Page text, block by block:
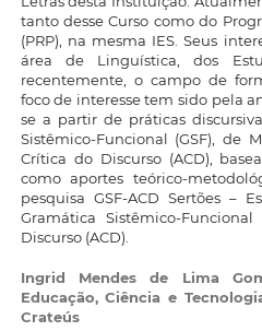
tanto desse Curso como do
(PRP), na mesma IES. Seus
área de Linguística, dos
recentemente, o campo de
foco de interesse tem sido pela
se a partir de práticas
Sistêmico-Funcional (GSF), de
Crítica do Discurso (ACD),
como aportes teórico-
pesquisa GSF-ACD Sertões –
Gramática Sistêmico-
Discurso (ACD).
Ingrid Mendes de Lima
Educação, Ciência e
Crateús